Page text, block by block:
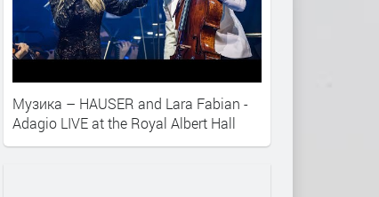
Музика – HAUSER and Lara Fabian -
Adagio LIVE at the Royal Albert Hall